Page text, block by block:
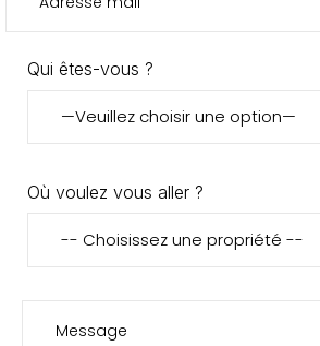
Qui êtes-vous ?
Où voulez vous aller ?